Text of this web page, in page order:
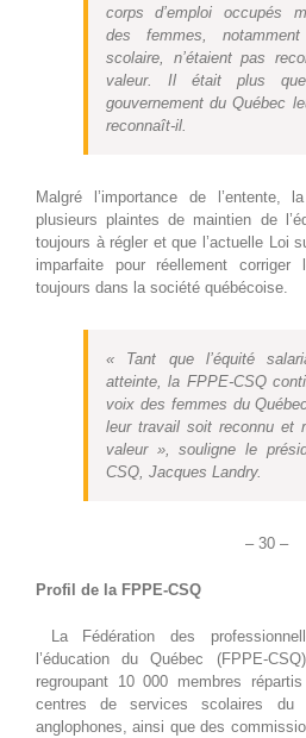
corps d’emploi occupés
des femmes,
scolaire, n’étaient pas
valeur. Il était plus
gouvernement du Québec
reconnaît-il.
Malgré l’importance de l’entente,
plusieurs plaintes de maintien de
toujours à régler et que l’actuelle Loi
imparfaite pour réellement
toujours dans la société québécoise.
« Tant que l’équité
atteinte, la FPPE-CSQ
voix des femmes du
leur travail soit reconnu et
valeur », souligne le
CSQ, Jacques Landry.
– 30 –
Profil de la FPPE-CSQ
La Fédération des
l’éducation du Québec (FPPE-
regroupant 10 000 membres
centres de services scolaires du
anglophones, ainsi que des